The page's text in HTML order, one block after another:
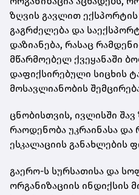
ზღვის გავლით ექსპორტის
გაგრძელება და
დაზიანება, რასაც
მწარმოებელ ქვეყანაში
დაფიქსირებული სიცხის
მოსავლიანობის
ცნობისთვის, ივლისში შავ
რაოდენობა უკრაინასა
ესკალაციის განახლების
გაერო-ს სურსათისა და
ორგანიზაციის ინდიქსის